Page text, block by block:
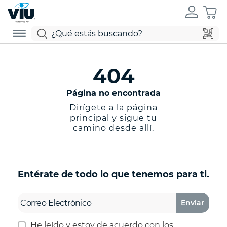
404
Página no encontrada
Dirígete a la página
principal y sigue tu
camino desde allí.
Entérate de todo lo que tenemos para ti.
Enviar